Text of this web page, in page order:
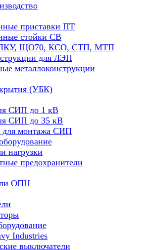
приставки ПТ
стойки СВ
ЩО70, КСО, СТП, МТП
для ЛЭП
металлоконструкции
(УБК)
СИП до 1 кВ
СИП до 35 кВ
для монтажа СИП
нагрузки
предохранители
ОПН
Industries
выключатели